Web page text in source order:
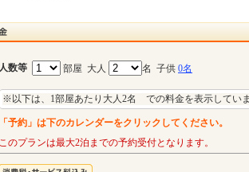
人数等 部屋 大人 名 子供 0名
※以下は、1部屋あたり大人2名 での料金を表示していま
「予約」は下のカレンダーをクリックしてください。
このプランは最大2泊までの予約受付となります。